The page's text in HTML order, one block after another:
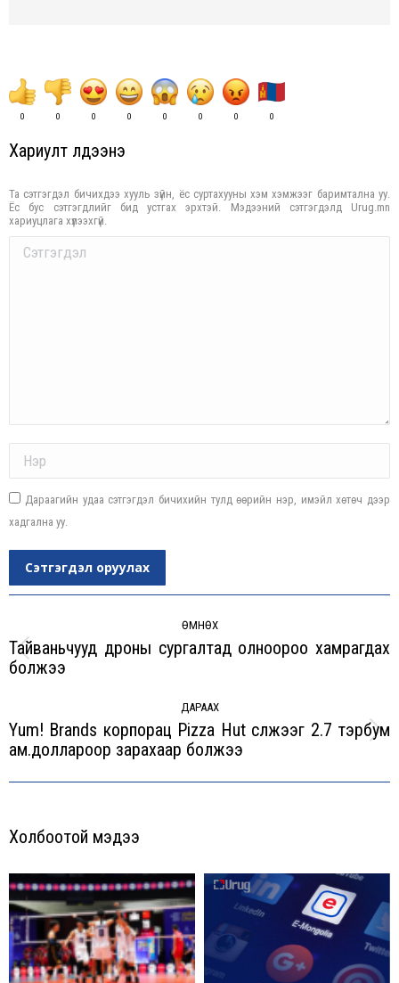
0 0 0 0 0 0 0 0
Хариулт үлдээнэ үү
Та сэтгэгдэл бичихдээ хууль зүйн, ёс суртахууны хэм хэмжээг баримтална уу.
Ёс бус сэтгэгдлийг бид устгах эрхтэй. Мэдээний сэтгэгдэлд Urug.mn
хариуцлага хүлээхгүй.
Comment
Дараагийн удаа сэтгэгдэл бичихийн тулд өөрийн нэр, имэйл хөтөч дээр
хадгална уу.
Сэтгэгдэл оруулах
ӨМНӨХ
Previous
Тайваньчууд дроны сургалтад олноороо хамрагдах
болжээ
ДАРААХ
Next
Yum! Brands корпорац Pizza Hut сүлжээг 2.7 тэрбум
ам.доллароор зарахаар болжээ
Холбоотой мэдээ